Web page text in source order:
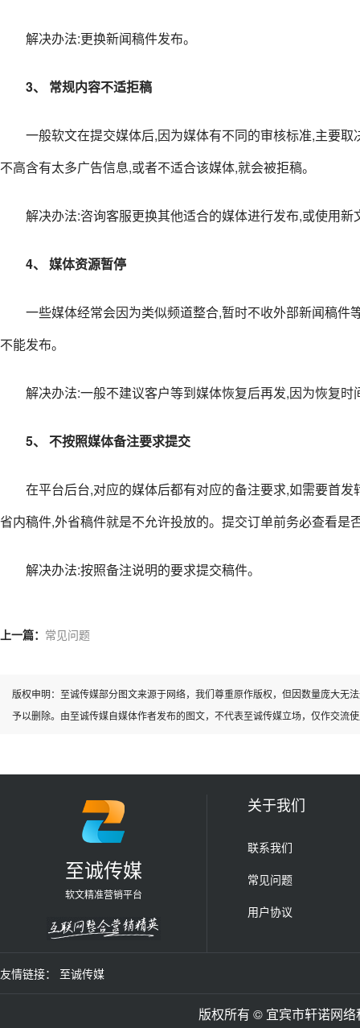
解决办法:更换新闻稿件发布。
3、 常规内容不适拒稿
一般软文在提交媒体后,因为媒体有不同的审核标准,主要
不高含有太多广告信息,或者不适合该媒体,就会被拒稿。
解决办法:咨询客服更换其他适合的媒体进行发布,或使用新
4、 媒体资源暂停
一些媒体经常会因为类似频道整合,暂时不收外部新闻稿
不能发布。
解决办法:一般不建议客户等到媒体恢复后再发,因为恢复
5、 不按照媒体备注要求提交
在平台后台,对应的媒体后都有对应的备注要求,如需要首
省内稿件,外省稿件就是不允许投放的。提交订单前务必查看是
解决办法:按照备注说明的要求提交稿件。
上一篇： 常见问题
版权申明：至诚传媒部分图文来源于网络，我们尊重原作版权，但因数量庞大无
予以删除。由至诚传媒自媒体作者发布的图文，不代表至诚传媒立场，仅作交流
至诚传媒
软文精准营销平台
关于我们
联系我们
常见问题
用户协议
友情链接： 至诚传媒
版权所有 © 宜宾市轩诺网